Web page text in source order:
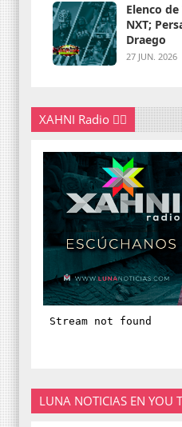
Elenco
NXT; Persa pierde máscara ante
Draego
27 JUN. 2026
XAHNI Radio 👇🏽
LUNA NOTICIAS EN YOU